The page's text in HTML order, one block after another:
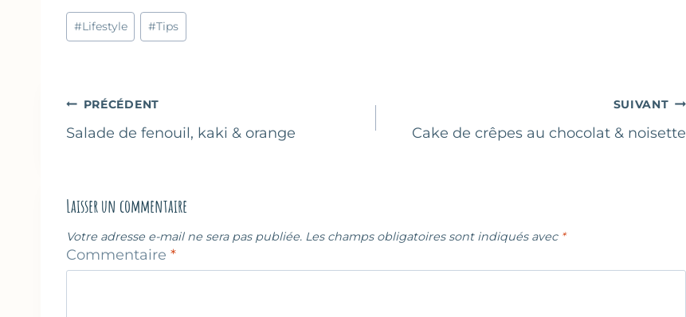
Étiquettes
de
#Lifestyle #Tips
Navigation
de
PRÉCÉDENT
Salade de fenouil, kaki & orange
SUIVANT
Cake de crêpes au chocolat & noisette
Laisser un commentaire
Votre adresse e-mail ne sera pas publiée. Les champs obligatoires sont indiqués avec *
Commentaire *